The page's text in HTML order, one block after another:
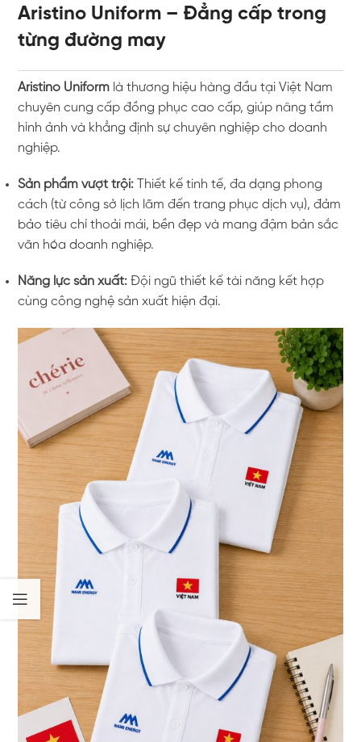
Aristino Uniform – Đẳng cấp trong
từng đường may
Aristino Uniform là thương hiệu hàng đầu tại Việt Nam
chuyên cung cấp đồng phục cao cấp, giúp nâng tầm
hình ảnh và khẳng định sự chuyên nghiệp cho doanh
nghiệp.
Sản phẩm vượt trội: Thiết kế tinh tế, đa dạng phong
cách (từ công sở lịch lãm đến trang phục dịch vụ), đảm
bảo tiêu chí thoải mái, bền đẹp và mang đậm bản sắc
văn hóa doanh nghiệp.
Năng lực sản xuất: Đội ngũ thiết kế tài năng kết hợp
cùng công nghệ sản xuất hiện đại.